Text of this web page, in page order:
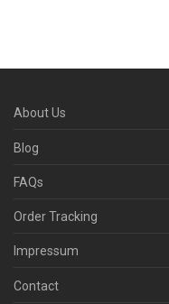
About Us
Blog
FAQs
Order Tracking
Impressum
Contact